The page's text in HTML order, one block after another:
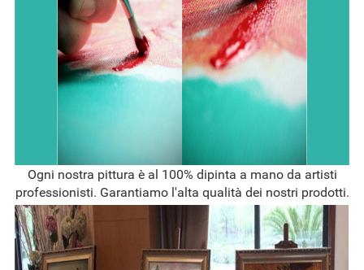
Ogni nostra pittura è al 100% dipinta a mano da artisti
professionisti. Garantiamo l'alta qualità dei nostri prodotti.